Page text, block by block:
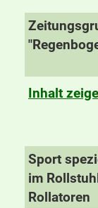
Inhalt
Sport
im
Rollatoren